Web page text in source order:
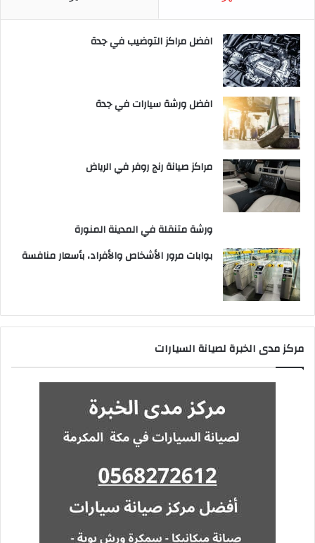
افضل مراكز التوضيب في جدة
افضل ورشة سيارات في جدة
مراكز صيانة رنج روفر في الرياض
ورشة متنقلة في المدينة المنورة
بوابات مرور الأشخاص والأفراد، بأسعار منافسة
مركز مدى الخبرة لصيانة السيارات